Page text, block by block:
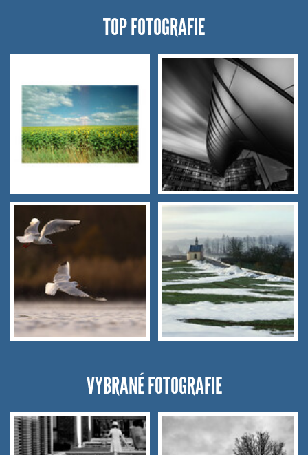
TOP FOTOGRAFIE
VYBRANÉ FOTOGRAFIE